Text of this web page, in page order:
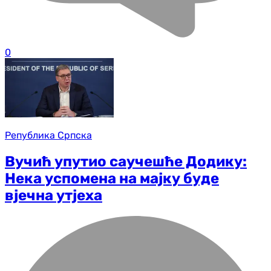
0
Република Српска
Вучић упутио саучешће Додику:
Нека успомена на мајку буде
вјечна утјеха